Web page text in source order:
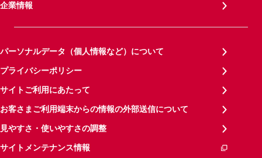
企業情報
パーソナルデータ（個人情報など）について
プライバシーポリシー
サイトご利用にあたって
お客さまご利用端末からの情報の外部送信について
見やすさ・使いやすさの調整
サイトメンテナンス情報